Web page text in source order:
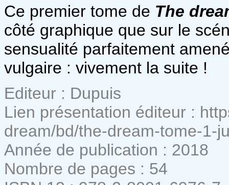
Ce premier tome de The
côté graphique que sur le
sensualité parfaitement
vulgaire : vivement la suite !
Editeur : Dupuis
Lien présentation éditeur :
dream/bd/the-dream-tome-1-
Année de publication : 2018
Nombre de pages : 54